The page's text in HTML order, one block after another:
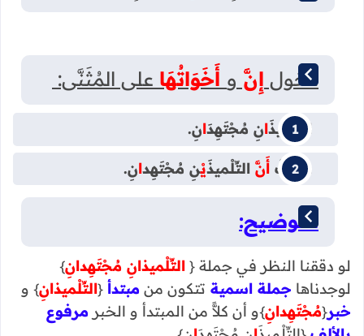
دخول إِنَّ و أَخَوَاتُهَا على المُثَنَّى:
التِّلْميذَانِ مُجْتَهِدَانِ.
عَلِمْتُ أَنَّ التِّلْميذَيْنِ مُجْتَهِدانِ.
التوضيح:
لو دققنا النظر في جملة { التِّلْميذانِ مُجْتَهِدانِ}
لوجدناها جملة اسمية تتكون من مبتدأ {التِّلْميذانِ} و
خبر{مُجْتَهِدانِ}و أن كلاًّ من المبتدأ و الخبر مرفوع